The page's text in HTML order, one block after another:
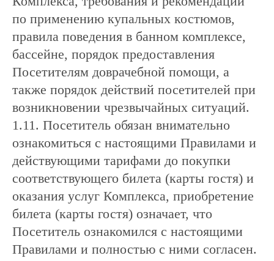
по применению купальных костюмов,
правила поведения в банном комплексе,
бассейне, порядок предоставления
Посетителям доврачебной помощи, а
также порядок действий посетителей при
возникновении чрезвычайных ситуаций.
1.11. Посетитель обязан внимательно
ознакомиться с настоящими Правилами и
действующими тарифами до покупки
соответствующего билета (карты гостя) и
оказания услуг Комплекса, приобретение
билета (карты гостя) означает, что
Посетитель ознакомился с настоящими
Правилами и полностью с ними согласен.